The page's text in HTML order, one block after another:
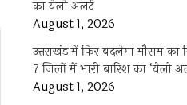
का येलो अलर्ट
August 1, 2026
उत्तराखंड में फिर बदलेगा मौसम का
7 जिलों में भारी बारिश का ‘येलो
August 1, 2026